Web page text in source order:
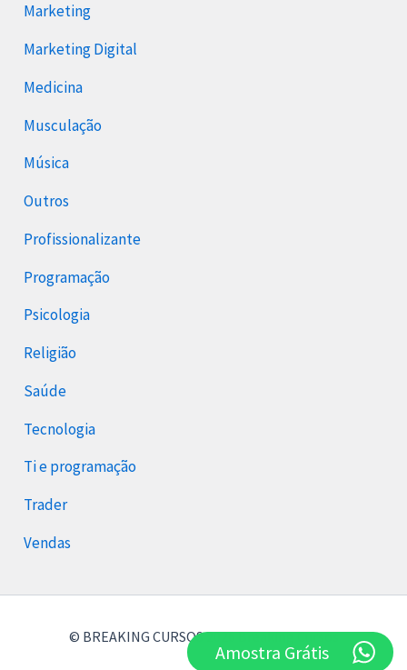
Marketing
Marketing Digital
Medicina
Musculação
Música
Outros
Profissionalizante
Programação
Psicologia
Religião
Saúde
Tecnologia
Ti e programação
Trader
Vendas
© BREAKING CURSOS 2026 Breaking Cursos
Amostra Grátis